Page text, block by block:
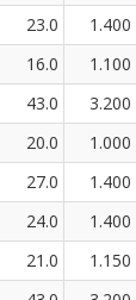
23.0 1.400
16.0 1.100
43.0 3.200
20.0 1.000
27.0 1.400
24.0 1.400
21.0 1.150